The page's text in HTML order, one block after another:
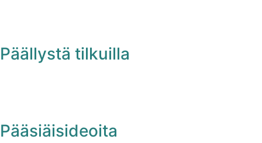
Päällystä tilkuilla
Pääsiäisideoita